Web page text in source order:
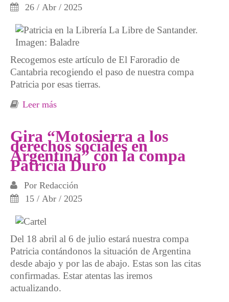
26 / Abr / 2025
Recogemos este artículo de El Faroradio de
Cantabria recogiendo el paso de nuestra compa
Patricia por esas tierras.
Leer más
Gira “Motosierra a los
derechos sociales en
Argentina” con la compa
Patricia Duró
Por Redacción
15 / Abr / 2025
Del 18 abril al 6 de julio estará nuestra compa
Patricia contándonos la situación de Argentina
desde abajo y por las de abajo. Estas son las citas
confirmadas. Estar atentas las iremos
actualizando.